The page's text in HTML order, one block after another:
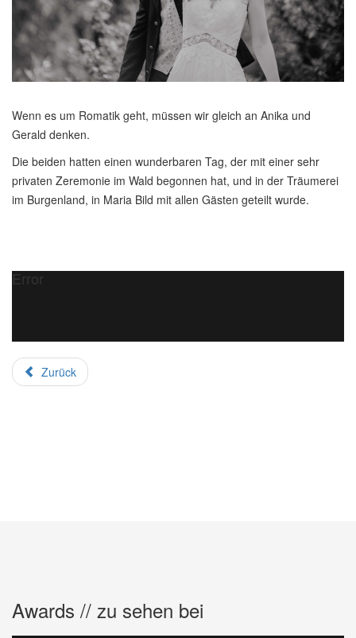
Wenn es um Romatik geht, müssen wir gleich an Anika und
Gerald denken.
Die beiden hatten einen wunderbaren Tag, der mit einer sehr
privaten Zeremonie im Wald begonnen hat, und in der Träumerei
im Burgenland, in Maria Bild mit allen Gästen geteilt wurde.
Error
Zurück
Awards // zu sehen bei